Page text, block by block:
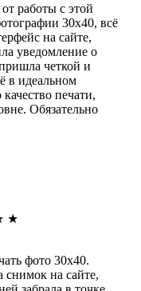
работы с этой
30х40, всё
на сайте,
уведомление о
четкой и
в идеальном
печати,
Обязательно
★
фото 30х40.
снимок на сайте,